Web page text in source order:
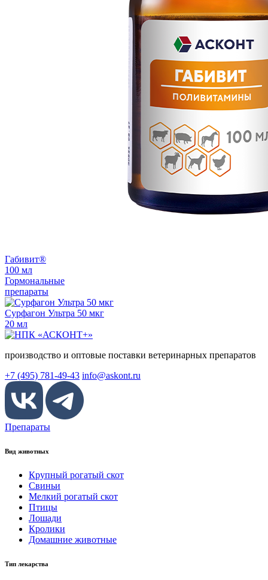
Габивит®
100 мл
Гормональные
препараты
Сурфагон Ультра 50 мкг
20 мл
производство и оптовые поставки ветеринарных препаратов
+7 (495) 781-49-43 info@askont.ru
Препараты
Вид животных
Крупный рогатый скот
Свиньи
Мелкий рогатый скот
Птицы
Лошади
Кролики
Домашние животные
Тип лекарства